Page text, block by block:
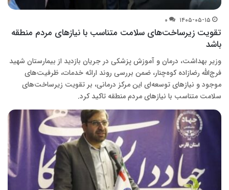
۱۴۰۵-۰۵-۱۵ ۰
تقویت زیرساخت‌های سلامت متناسب با نیازهای مردم منطقه
باشد
وزیر بهداشت، درمان و آموزش پزشکی در جریان بازدید از بیمارستان شهید
فرج‌الله رضازاده کوه‌چنار، ضمن بررسی روند ارائه خدمات، ظرفیت‌های
موجود و نیازهای توسعه‌ای این مرکز درمانی، بر تقویت زیرساخت‌های
سلامت متناسب با نیازهای مردم منطقه تاکید کرد.